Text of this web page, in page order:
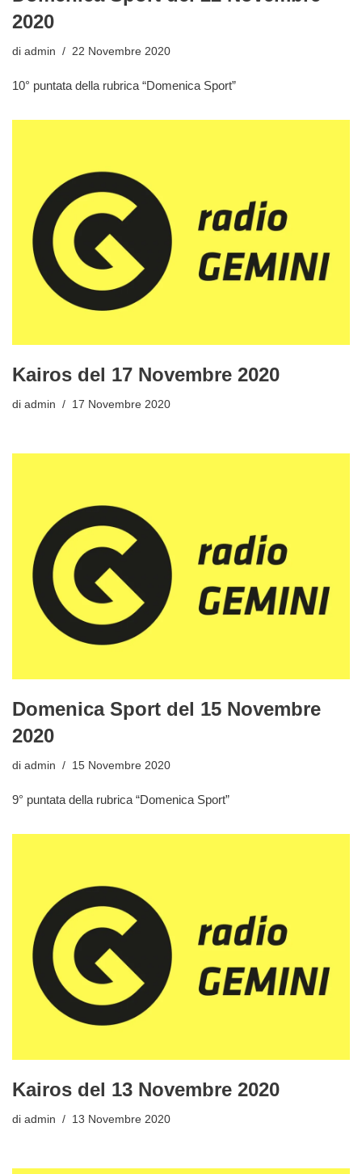
2020
di admin 22 Novembre 2020
10° puntata della rubrica “Domenica Sport”
Kairos del 17 Novembre 2020
di admin 17 Novembre 2020
Domenica Sport del 15 Novembre
2020
di admin 15 Novembre 2020
9° puntata della rubrica “Domenica Sport”
Kairos del 13 Novembre 2020
di admin 13 Novembre 2020